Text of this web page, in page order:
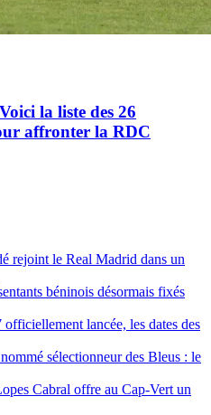
la liste des 26
affronter la RDC
rejoint le Real Madrid dans un
béninois désormais fixés
lancée, les dates des
sélectionneur des Bleus : le
Cabral offre au Cap-Vert un